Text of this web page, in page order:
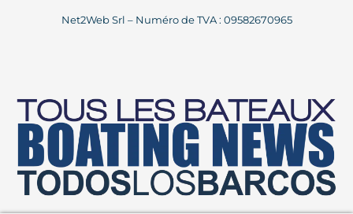
Net2Web Srl – Numéro de TVA : 09582670965